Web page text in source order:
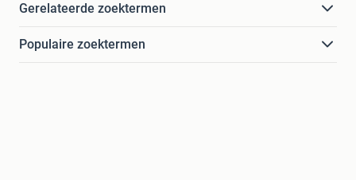
Gerelateerde zoektermen
Populaire zoektermen